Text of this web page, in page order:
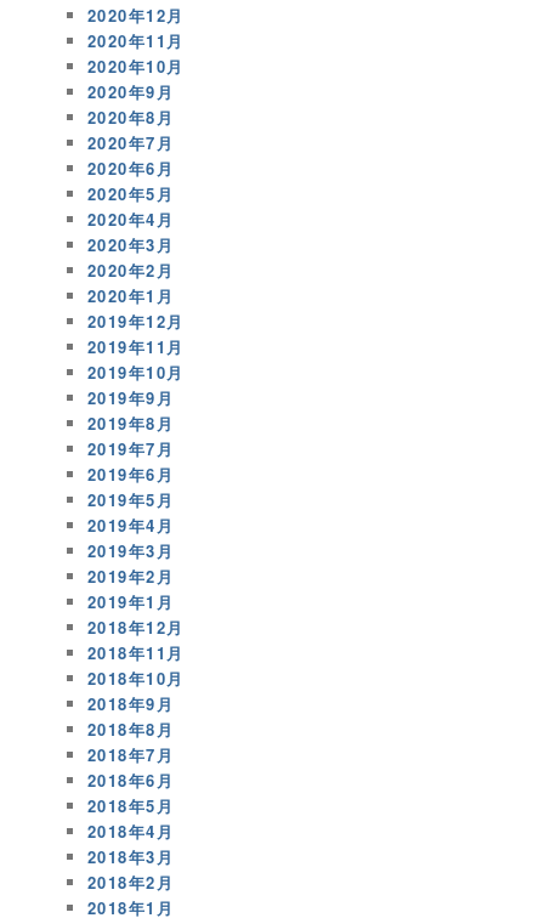
2020年12月
2020年11月
2020年10月
2020年9月
2020年8月
2020年7月
2020年6月
2020年5月
2020年4月
2020年3月
2020年2月
2020年1月
2019年12月
2019年11月
2019年10月
2019年9月
2019年8月
2019年7月
2019年6月
2019年5月
2019年4月
2019年3月
2019年2月
2019年1月
2018年12月
2018年11月
2018年10月
2018年9月
2018年8月
2018年7月
2018年6月
2018年5月
2018年4月
2018年3月
2018年2月
2018年1月